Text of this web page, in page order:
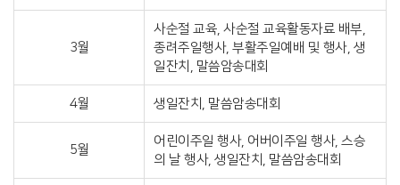
3월
사순절 교육, 사순절 교육활동자료 배부,
종려주일행사, 부활주일예배 및 행사, 생
일잔치, 말씀암송대회
4월 생일잔치, 말씀암송대회
5월
어린이주일 행사, 어버이주일 행사, 스승
의 날 행사, 생일잔치, 말씀암송대회